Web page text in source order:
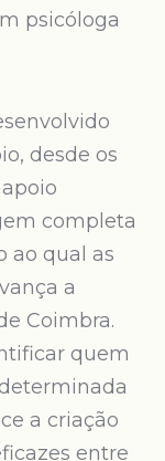
psicóloga
desde os
completa
ao qual as
a
Coimbra.
quem
a criação
entre